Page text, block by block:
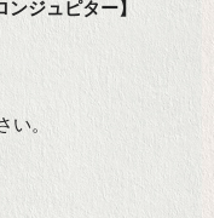
ジュピター】
い。